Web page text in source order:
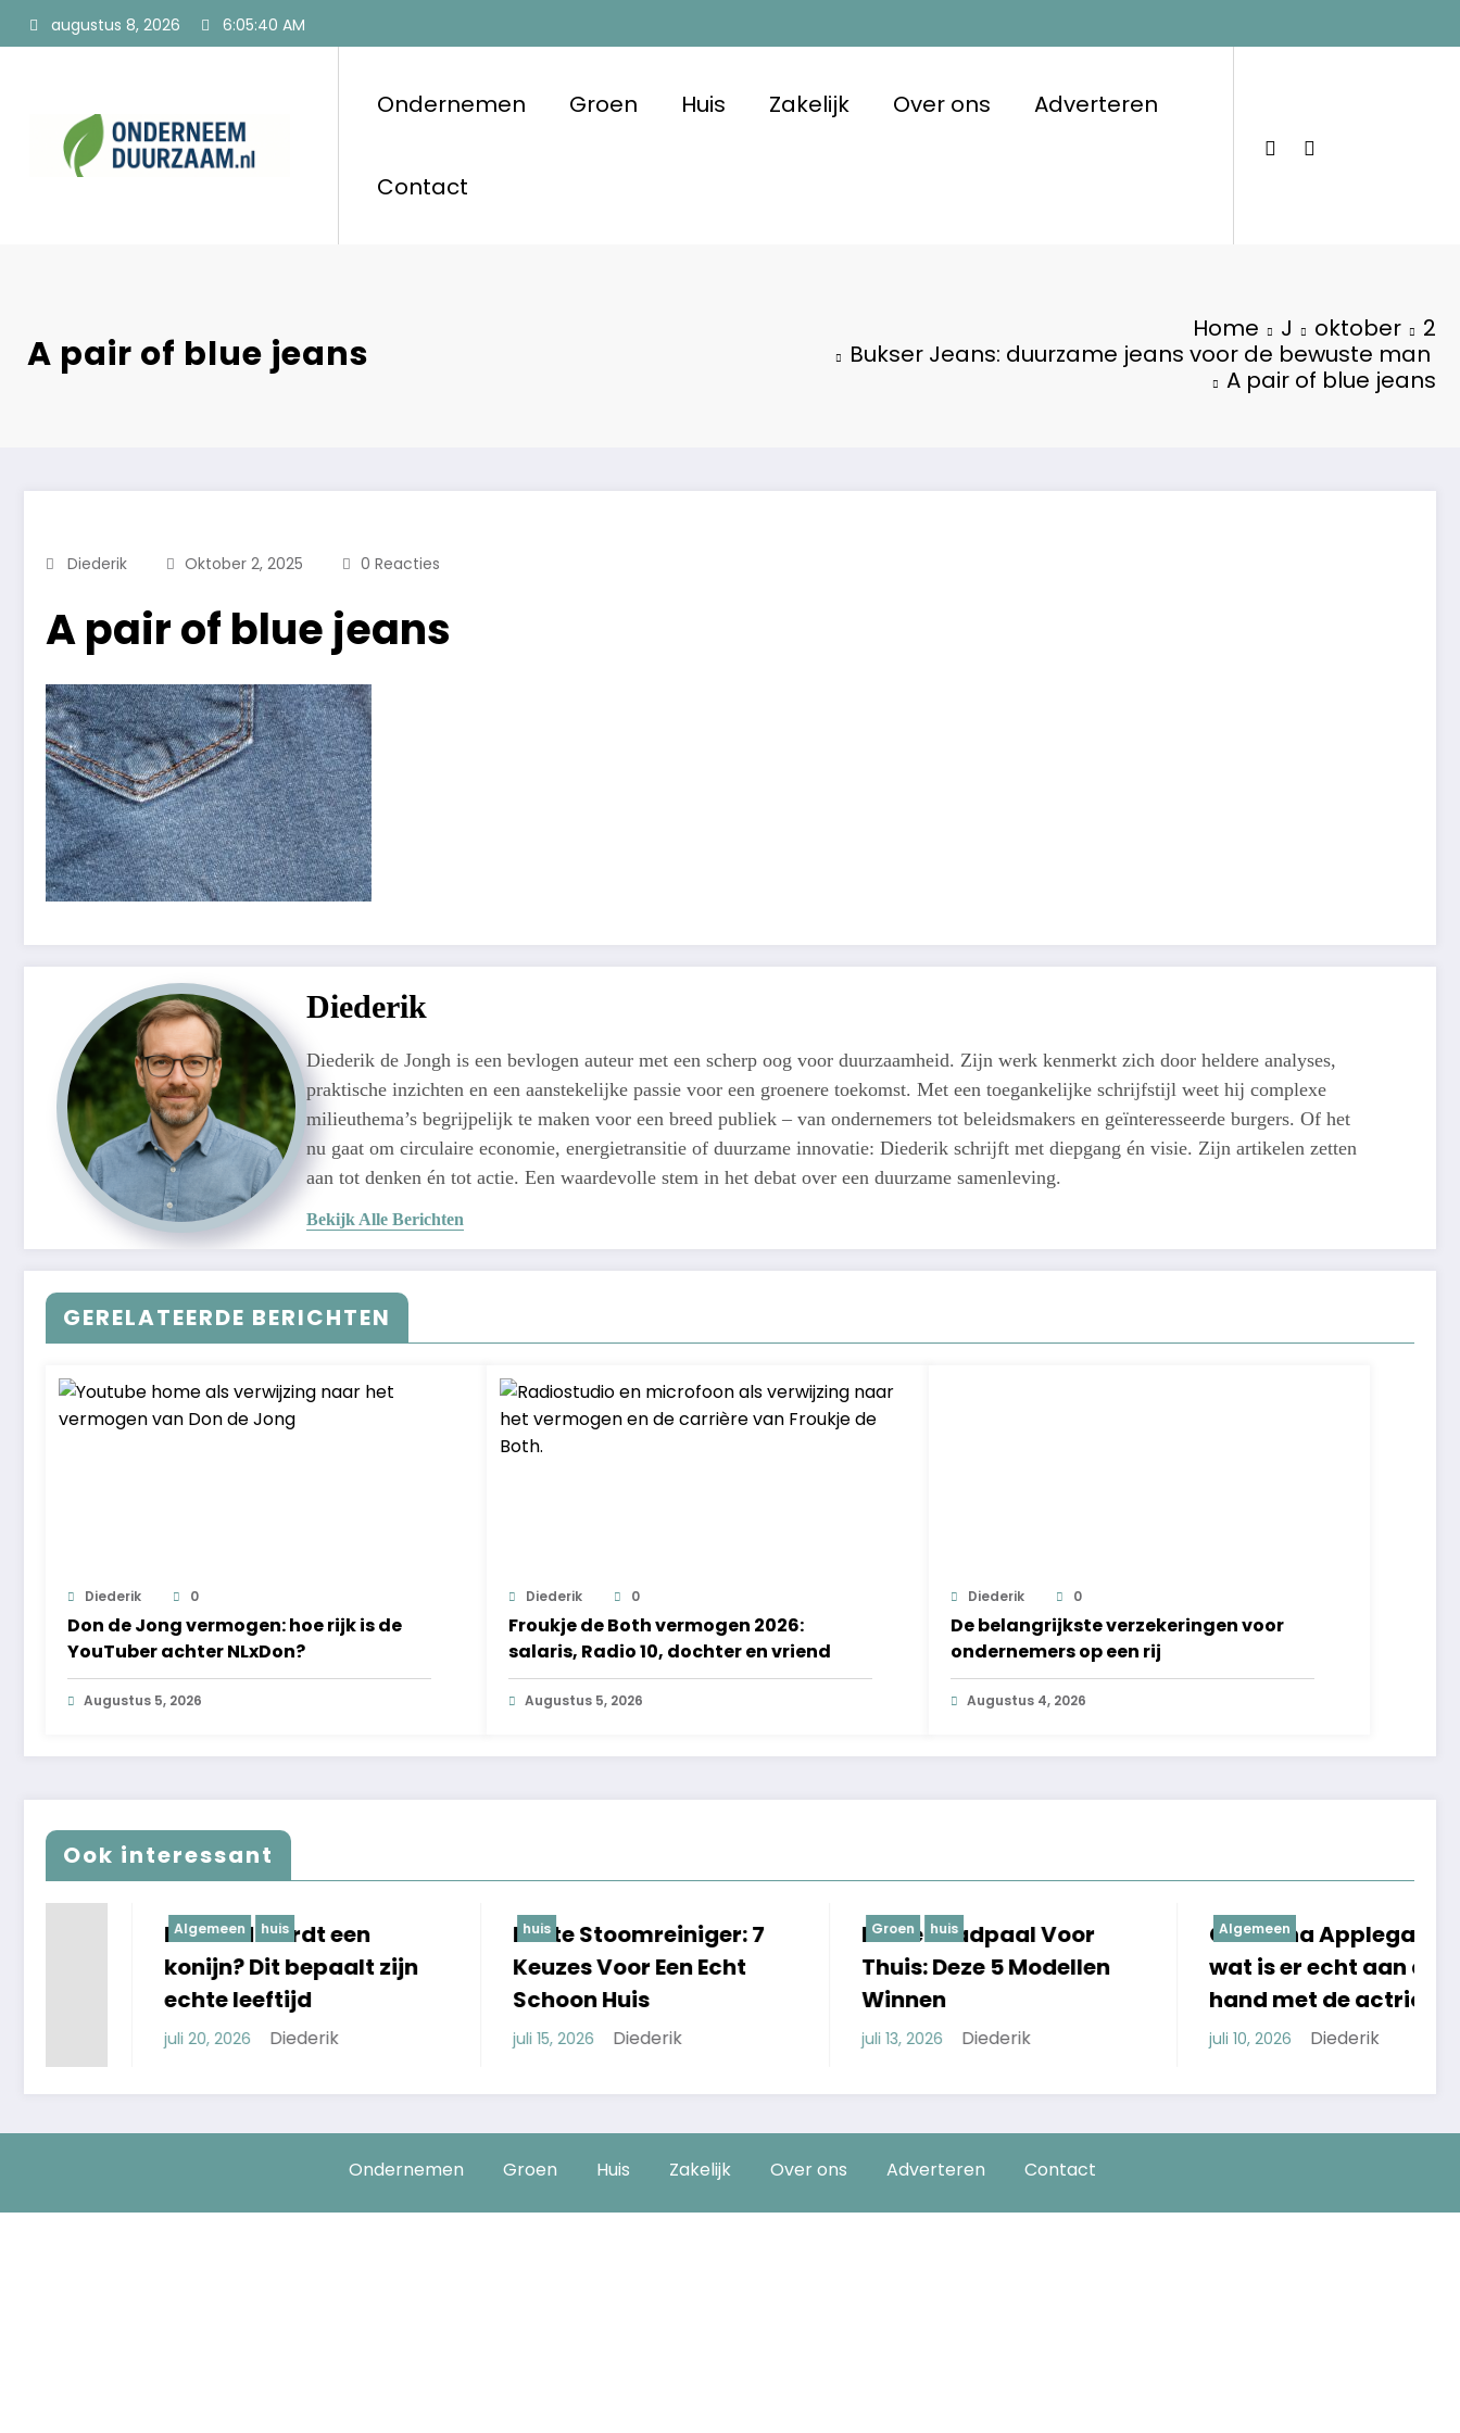
augustus 8, 2026 6:05:40 AM
Ondernemen Groen Huis Zakelijk Over ons Adverteren
Contact
A pair of blue jeans
Home J oktober
2
Bukser Jeans: duurzame jeans voor de bewuste man
A pair of blue jeans
Diederik Oktober 2, 2025 0 Reacties
A pair of blue jeans
Diederik
Diederik de Jongh is een bevlogen auteur met een scherp oog voor duurzaamheid. Zijn werk kenmerkt zich door heldere analyses,
praktische inzichten en een aanstekelijke passie voor een groenere toekomst. Met een toegankelijke schrijfstijl weet hij complexe
milieuthema’s begrijpelijk te maken voor een breed publiek – van ondernemers tot beleidsmakers en geïnteresseerde burgers. Of het
nu gaat om circulaire economie, energietransitie of duurzame innovatie: Diederik schrijft met diepgang én visie. Zijn artikelen zetten
aan tot denken én tot actie. Een waardevolle stem in het debat over een duurzame samenleving.
Bekijk Alle Berichten
GERELATEERDE BERICHTEN
Diederik 0
Don de Jong vermogen: hoe rijk is de
YouTuber achter NLxDon?
Augustus 5, 2026
Diederik 0
Froukje de Both vermogen 2026:
salaris, Radio 10, dochter en vriend
Augustus 5, 2026
Diederik 0
De belangrijkste verzekeringen voor
ondernemers op een rij
Augustus 4, 2026
Ook interessant
huis
Hoe oud wordt een
konijn? Dit bepaalt zijn
echte leeftijd
Diederik
Beste Stoomreiniger: 7
Keuzes Voor Een Echt
Schoon Huis
Diederik
Groen
Beste Laadpaal Voor
Thuis: Deze 5 Modellen
Diederik
Christina Applegate ziek:
wat is er echt aan de
hand met de actrice?
Diederik
Ondernemen Groen Huis Zakelijk Over ons Adverteren Contact